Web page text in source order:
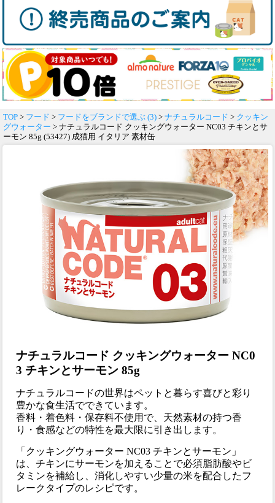
TOP > フード > フードをブランドで選ぶ (3) > ナチュラルコード > クッキン
グウォーター > ナチュラルコード クッキングウォーター NC03 チキンとサ
ーモン 85g (53427) 成猫用 イタリア 素材缶
ナチュラルコード クッキングウォーター NC0
3 チキンとサーモン 85g
ナチュラルコードの世界はペットと暮らす喜びと彩り
豊かな食生活でできています。
香料・着色料・保存料不使用で、天然素材の持つ香
り・食感などの特性を最大限に引き出します。
「クッキングウォーター NC03 チキンとサーモン」
は、チキンにサーモンを加えることで必須脂肪酸やビ
タミンを補給し、消化しやすい少量の米を配合したフ
レークタイプのレシピです。